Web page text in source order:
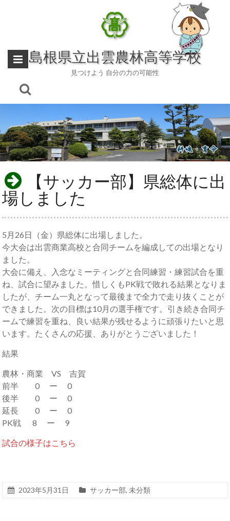
島根県立出雲農林高等学校
見つけよう 自分の力の可能性
【サッカー部】県総体に出
場しました
5月26日（金）県総体に出場しました。
今大会は出雲商業高校と合同チームを編成しての出場となり
ました。
大会に備え、入念なミーティングと合同練習・練習試合を重
ね、試合に望みました。惜しくもPK戦で敗れる結果となりま
したが、チーム一丸となって最後まで全力で走り抜くことが
できました。次の目標は10月の選手権です。引き続き合同チ
ームで練習を重ね、良い結果が残せるように頑張りたいと思
います。たくさんの応援、ありがとうございました！
結果
農林・商業 VS 吉賀
前半 0 ー 0
後半 0 ー 0
延長 0 ー 0
PK戦 8 ー 9
試合の様子はこちら
2023年5月31日 サッカー部, 未分類